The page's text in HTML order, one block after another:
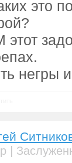
это
этот
негры
|